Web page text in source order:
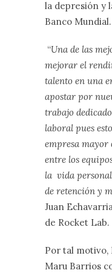
la depresión y
Banco Mundial.
“Una de las
mejorar el
talento en una
apostar por
trabajo
laboral pues
empresa
entre los
la vida
de retención y
Juan
de Rocket Lab.
Por tal motivo,
Maru Barrios